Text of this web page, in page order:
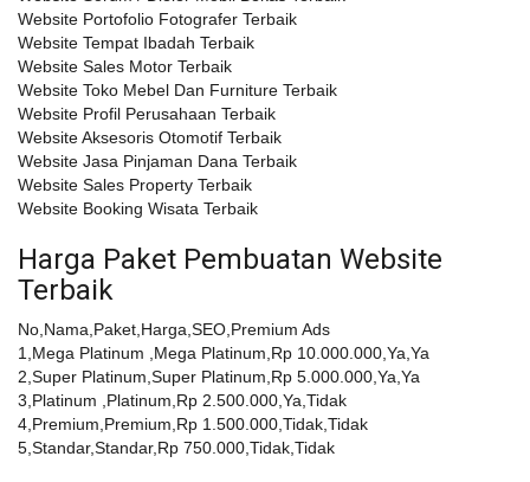
Website Portofolio Fotografer Terbaik
Website Tempat Ibadah Terbaik
Website Sales Motor Terbaik
Website Toko Mebel Dan Furniture Terbaik
Website Profil Perusahaan Terbaik
Website Aksesoris Otomotif Terbaik
Website Jasa Pinjaman Dana Terbaik
Website Sales Property Terbaik
Website Booking Wisata Terbaik
Harga Paket Pembuatan Website
Terbaik
No,Nama,Paket,Harga,SEO,Premium Ads
1,Mega Platinum ,Mega Platinum,Rp 10.000.000,Ya,Ya
2,Super Platinum,Super Platinum,Rp 5.000.000,Ya,Ya
3,Platinum ,Platinum,Rp 2.500.000,Ya,Tidak
4,Premium,Premium,Rp 1.500.000,Tidak,Tidak
5,Standar,Standar,Rp 750.000,Tidak,Tidak